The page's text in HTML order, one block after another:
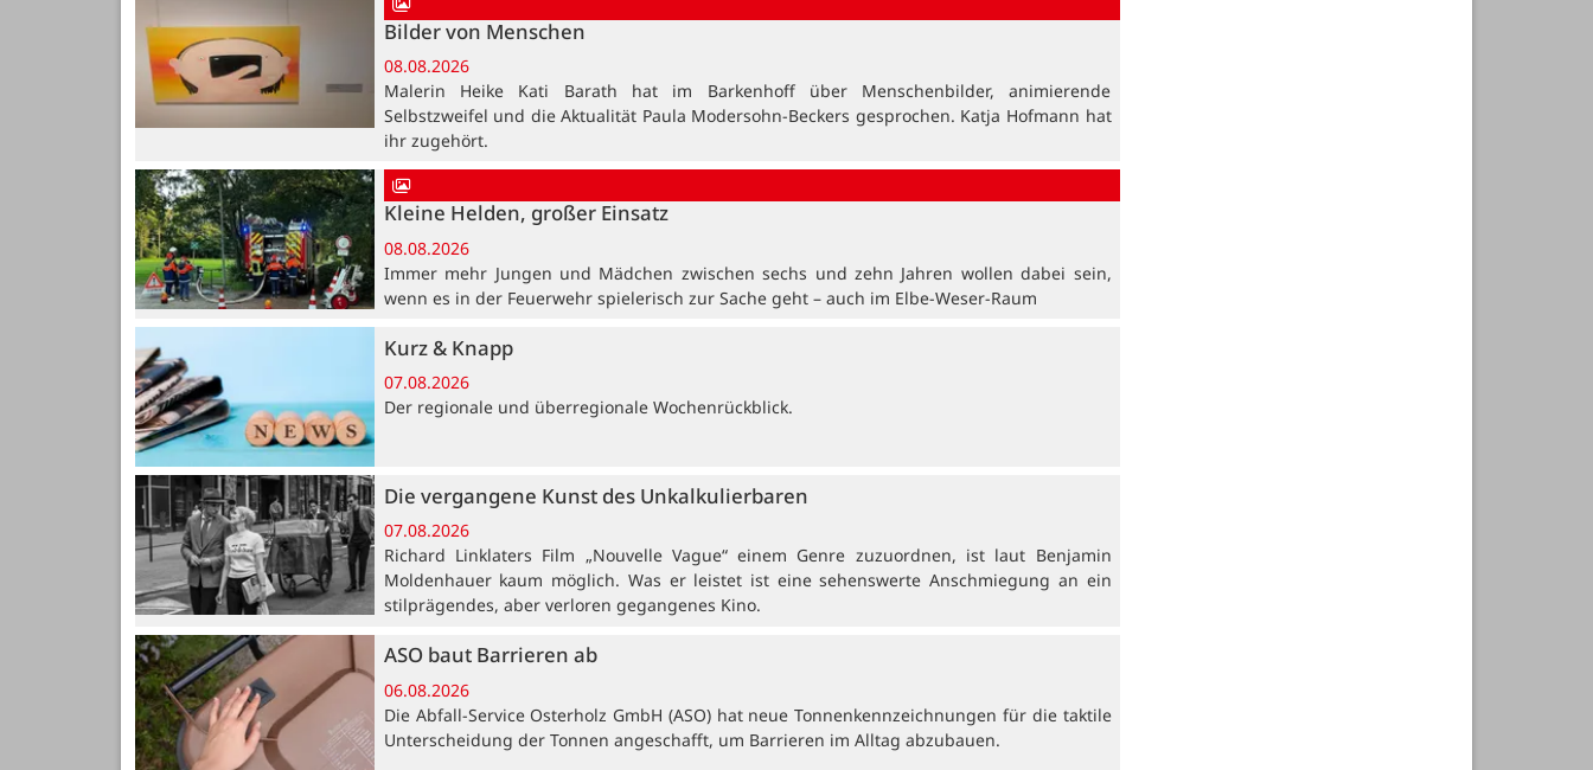
Bilder von Menschen
08.08.2026
Malerin Heike Kati Barath hat im Barkenhoff über Menschenbilder, animierende
Selbstzweifel und die Aktualität Paula Modersohn-Beckers gesprochen. Katja Hofmann hat
ihr zugehört.
Kleine Helden, großer Einsatz
08.08.2026
Immer mehr Jungen und Mädchen zwischen sechs und zehn Jahren wollen dabei sein,
wenn es in der Feuerwehr spielerisch zur Sache geht – auch im Elbe-Weser-Raum
Kurz & Knapp
07.08.2026
Der regionale und überregionale Wochenrückblick.
Die vergangene Kunst des Unkalkulierbaren
07.08.2026
Richard Linklaters Film „Nouvelle Vague“ einem Genre zuzuordnen, ist laut Benjamin
Moldenhauer kaum möglich. Was er leistet ist eine sehenswerte Anschmiegung an ein
stilprägendes, aber verloren gegangenes Kino.
ASO baut Barrieren ab
06.08.2026
Die Abfall-Service Osterholz GmbH (ASO) hat neue Tonnenkennzeichnungen für die taktile
Unterscheidung der Tonnen angeschafft, um Barrieren im Alltag abzubauen.